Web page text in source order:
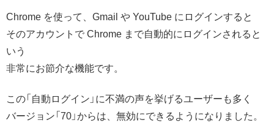
Chrome を使って、Gmail や YouTube にログインすると
そのアカウントで Chrome まで自動的にログインされると
いう
非常にお節介な機能です。
この「自動ログイン」に不満の声を挙げるユーザーも多く
バージョン「70」からは、無効にできるようになりました。